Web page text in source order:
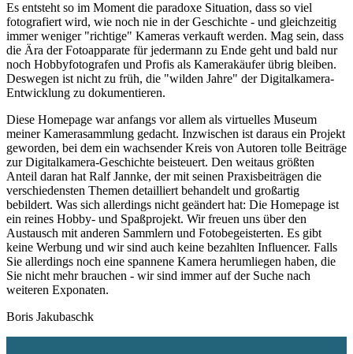
Es entsteht so im Moment die paradoxe Situation, dass so viel
fotografiert wird, wie noch nie in der Geschichte - und gleichzeitig
immer weniger "richtige" Kameras verkauft werden. Mag sein, dass
die Ära der Fotoapparate für jedermann zu Ende geht und bald nur
noch Hobbyfotografen und Profis als Kamerakäufer übrig bleiben.
Deswegen ist nicht zu früh, die "wilden Jahre" der Digitalkamera-
Entwicklung zu dokumentieren.
Diese Homepage war anfangs vor allem als virtuelles Museum
meiner Kamerasammlung gedacht. Inzwischen ist daraus ein Projekt
geworden, bei dem ein wachsender Kreis von Autoren tolle Beiträge
zur Digitalkamera-Geschichte beisteuert. Den weitaus größten
Anteil daran hat Ralf Jannke, der mit seinen Praxisbeiträgen die
verschiedensten Themen detailliert behandelt und großartig
bebildert. Was sich allerdings nicht geändert hat: Die Homepage ist
ein reines Hobby- und Spaßprojekt. Wir freuen uns über den
Austausch mit anderen Sammlern und Fotobegeisterten. Es gibt
keine Werbung und wir sind auch keine bezahlten Influencer. Falls
Sie allerdings noch eine spannene Kamera herumliegen haben, die
Sie nicht mehr brauchen - wir sind immer auf der Suche nach
weiteren Exponaten.
Boris Jakubaschk